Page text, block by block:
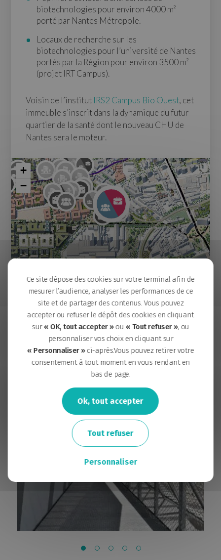
biotechnologies pour environ 4000 m²
porté par Nantes Métropole.
Locaux de recherche sur les
biotechnologies pour l’université de Nantes
portés par la Région pour environ 3500 m²
(projet IRT Campus).
Voisin de l’institut IRS2 Campus Bio Ouest, cet
immeuble s’inscrit dans la dynamique du futur
quartier de la santé dont le nouveau CHU de
Nantes sera le moteur.
+
−
Moove
Andy
Ecole permanente Joséphine Baker
Be Ile
La Maison d'Henry
Maison des syndicats
Loire Atlantique développement
IRS2 Campus Bio Ouest
Île Extenso
Voir plus de visuels
Ce site dépose des cookies sur votre terminal afin de
mesurer l’audience, analyser les performances de ce
site et de partager des contenus. Vous pouvez
accepter ou refuser le dépôt des cookies en cliquant
sur« OK, tout accepter »ou « Tout refuser », ou
personnaliser vos choix en cliquant sur
« Personnaliser »ci-après.Vous pouvez retirer votre
consentement à tout moment en vous rendant en
bas de page.
Ok, tout accepter
Tout refuser
Personnaliser